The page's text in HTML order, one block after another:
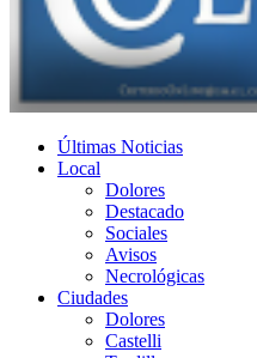
Últimas Noticias
Local
Dolores
Destacado
Sociales
Avisos
Necrológicas
Ciudades
Dolores
Castelli